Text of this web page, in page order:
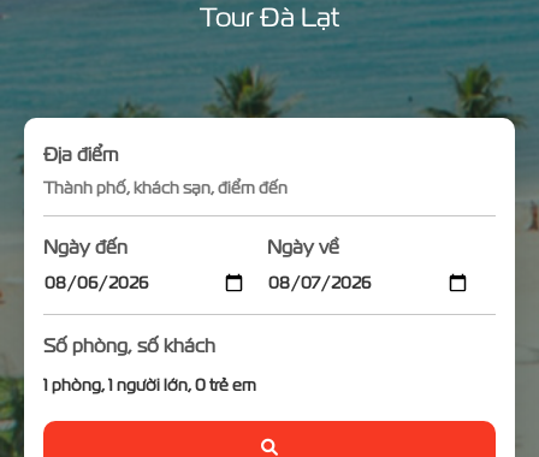
Tour Đà Lạt
Địa điểm
Ngày đến Ngày về
Số phòng, số khách
1phòng,1người lớn,0trẻ em